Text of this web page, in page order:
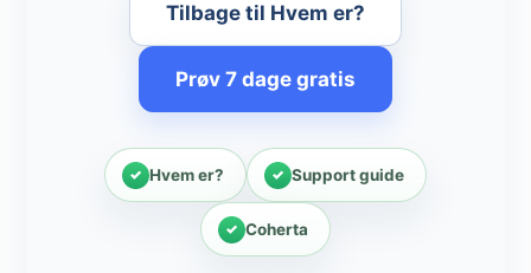
Tilbage til Hvem er?
Prøv 7 dage gratis
Hvem er? Support guide
Coherta